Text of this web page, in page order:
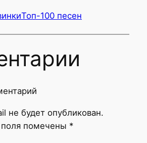
Топ-100 песен
не будет опубликован.
помечены *